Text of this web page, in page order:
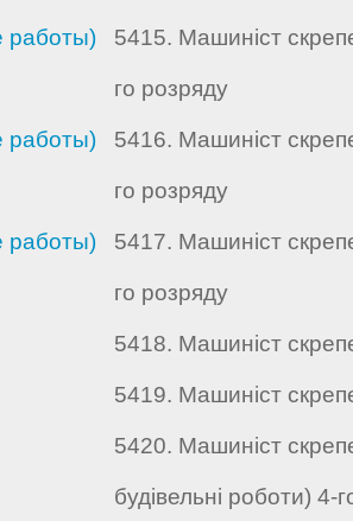
работы) 5415. Машиніст
го розряду
работы) 5416. Машиніст
го розряду
работы) 5417. Машиніст
го розряду
5418. Машиніст
5419. Машиніст
5420. Машиніст
будівельні роботи) 4-